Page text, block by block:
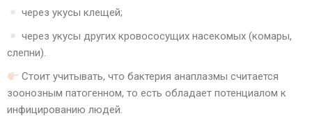
через укусы клещей;
через укусы других кровососущих насекомых (комары,
слепни).
Стоит учитывать, что бактерия анаплазмы считается
зоонозным патогенном, то есть обладает потенциалом к
инфицированию людей.